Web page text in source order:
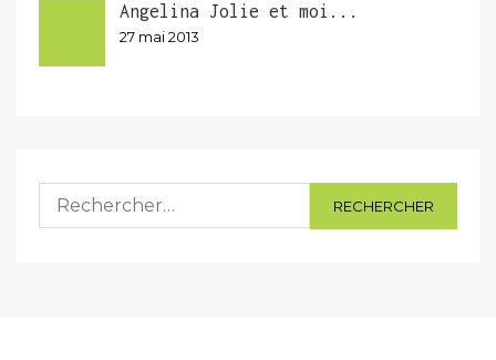
Angelina Jolie et moi...
27 mai 2013
Rechercher :